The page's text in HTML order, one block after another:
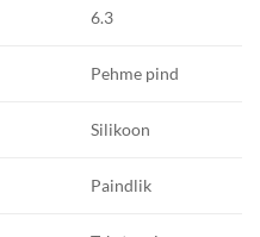
6.3
Pehme pind
Silikoon
Paindlik